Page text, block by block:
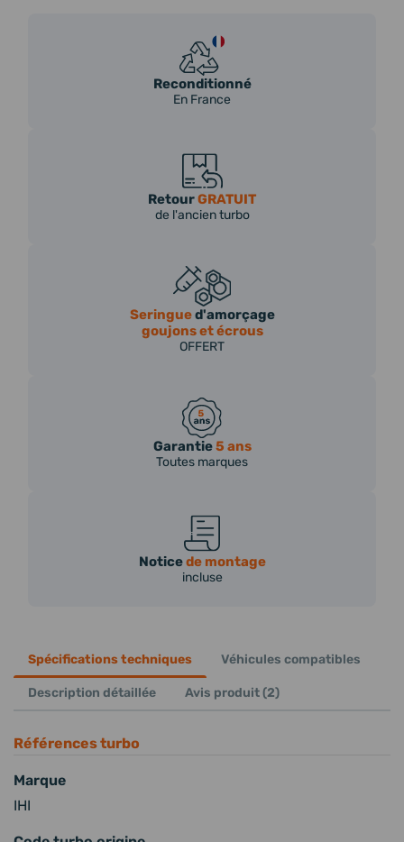
Reconditionné
En France
RetourGRATUIT
de l'ancien turbo
Seringued'amorçage
goujons et écrous
OFFERT
Garantie5 ans
Toutes marques
Noticede montage
incluse
Spécifications techniques Véhicules compatibles
Description détaillée Avis produit (2)
Références turbo
Marque
IHI